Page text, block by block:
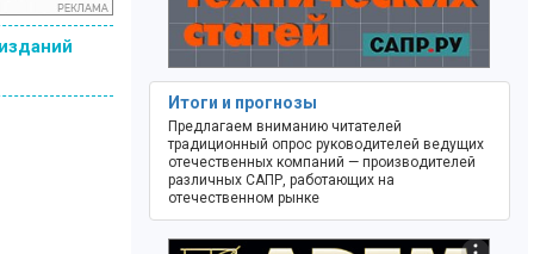
Итоги и прогнозы
Предлагаем вниманию читателей
традиционный опрос руководителей ведущих
отечественных компаний — производителей
различных САПР, работающих на
отечественном рынке